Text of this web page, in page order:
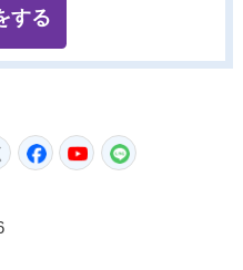
する
市
TwitterFacebook
YouTube